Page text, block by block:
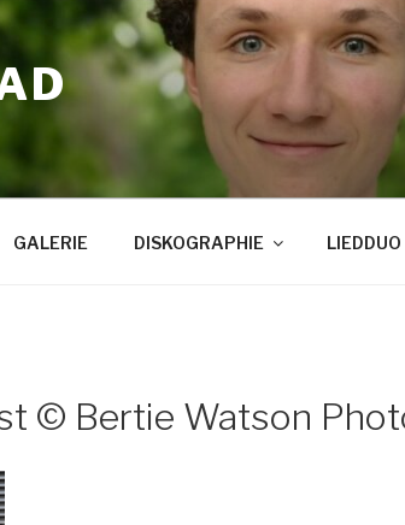
GALERIE DISKOGRAPHIE LIEDDUO
© Bertie Watson